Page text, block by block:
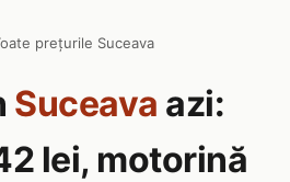
prețurile Suceava
Suceava azi:
lei, motorină